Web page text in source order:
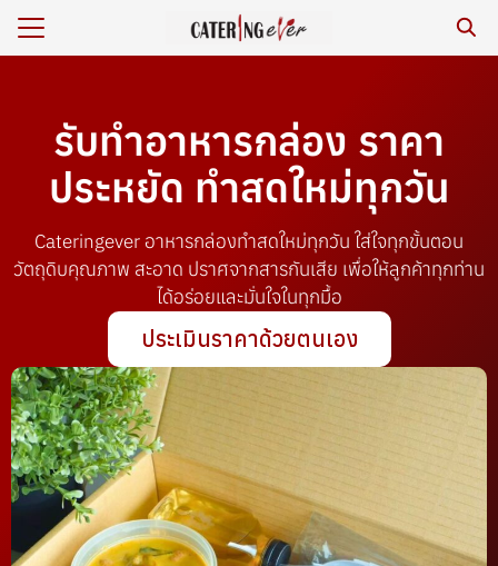
าร/รีวิว
เรา
า
รับทำอาหารกล่อง ราคา
ประหยัด ทำสดใหม่ทุกวัน
Cateringever อาหารกล่องทำสดใหม่ทุกวัน ใส่ใจทุกขั้นตอน
วัตถุดิบคุณภาพ สะอาด ปราศจากสารกันเสีย เพื่อให้ลูกค้าทุกท่าน
ได้อร่อยและมั่นใจในทุกมื้อ
ประเมินราคาด้วยตนเอง